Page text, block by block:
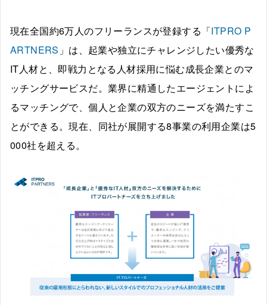
現在全国約6万人のフリーランスが登録する「ITPRO P
ARTNERS 」は、起業や独立にチャレンジしたい優秀な
IT人材と、即戦力となる人材採用に悩む成長企業とのマ
ッチングサービスだ。業界に精通したエージェントによ
るマッチングで、個人と企業の双方のニーズを満たすこ
とができる。現在、同社が展開する8事業の利用企業は5
000社を超える。